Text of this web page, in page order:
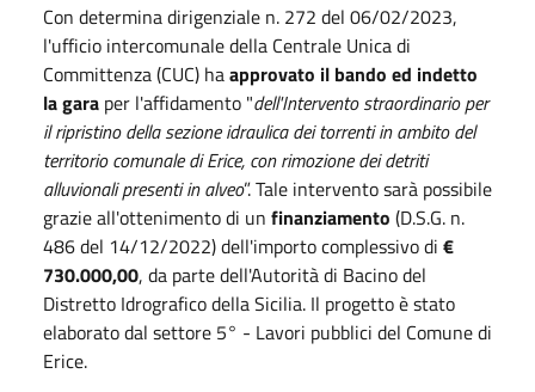
Con determina dirigenziale n. 272 del 06/02/2023,
l'ufficio intercomunale della Centrale Unica di
Committenza (CUC) haapprovato il bando ed indetto
la gara per l'affidamento "dell'Intervento straordinario per
il ripristino della sezione idraulica dei torrenti in ambito del
territorio comunale di Erice, con rimozione dei detriti
alluvionali presenti in alveo”. Tale intervento sarà possibile
grazie all'ottenimento di un finanziamento (D.S.G. n.
486 del 14/12/2022) dell'importo complessivo di €
730.000,00, da parte dell'Autorità di Bacino del
Distretto Idrografico della Sicilia. Il progetto è stato
elaborato dal settore 5° - Lavori pubblici del Comune di
Erice.